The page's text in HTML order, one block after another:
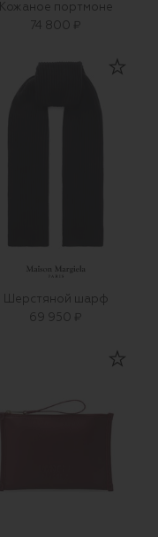
Кожаное портмоне
74 800 ₽
Шерстяной шарф
69 950 ₽